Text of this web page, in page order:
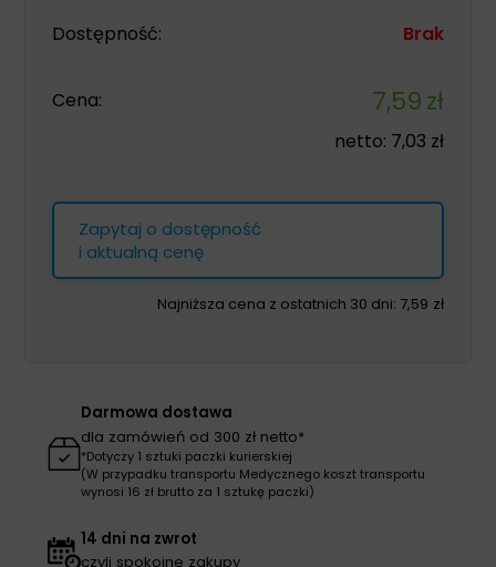
Dostępność: Brak
Cena: 7,59zł
netto: 7,03 zł
Zapytaj o dostępność
i aktualną cenę
Najniższa cena z ostatnich 30 dni: 7,59 zł
Darmowa dostawa
dla zamówień od 300 zł netto*
*Dotyczy 1 sztuki paczki kurierskiej
(W przypadku transportu Medycznego koszt transportu
wynosi 16 zł brutto za 1 sztukę paczki)
14 dni na zwrot
czyli spokojne zakupy